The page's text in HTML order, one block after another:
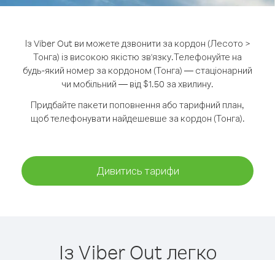
Із Viber Out ви можете дзвонити за кордон (Лесото >
Тонга) із високою якістю зв'язку.Телефонуйте на
будь-який номер за кордоном (Тонга) — стаціонарний
чи мобільний — від $1.50 за хвилину.
Придбайте пакети поповнення або тарифний план,
щоб телефонувати найдешевше за кордон (Тонга).
Дивитись тарифи
Із Viber Out легко